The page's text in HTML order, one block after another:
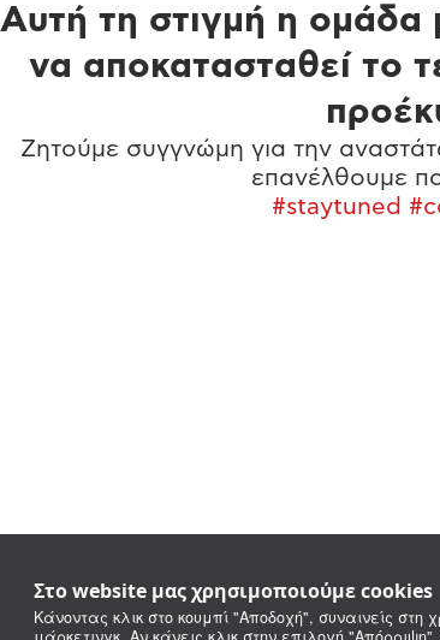
Στο website μας χρησιμοποιούμε cookies
Κάνοντας κλικ στο κουμπί "Αποδοχή", συναινείς στη
Αυτή τη στιγμή η ομάδα
να αποκατασταθεί το
Ζητούμε συγγνώμη για την
επανέλθουμε
#staytuned